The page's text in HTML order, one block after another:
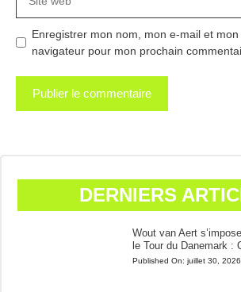
web
Enregistrer mon nom, mon e-mail et
navigateur pour mon prochain
DERNIERS
Wout van Aert
le Tour du Danemark :
Published On: juillet 30, 2026